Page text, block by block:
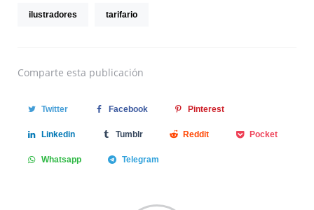
ilustradores tarifario
Comparte esta publicación
Twitter Facebook Pinterest
Linkedin Tumblr Reddit Pocket
Whatsapp Telegram